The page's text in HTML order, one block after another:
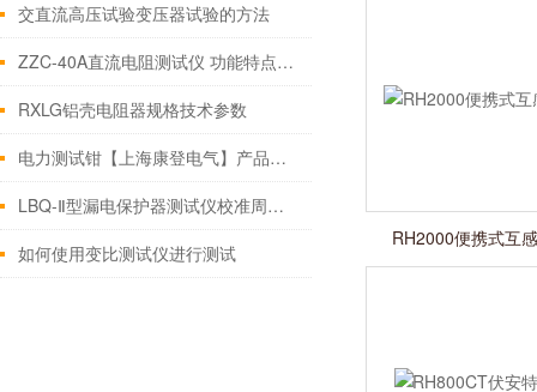
交直流高压试验变压器试验的方法
ZZC-40A直流电阻测试仪 功能特点注意事项
RXLG铝壳电阻器规格技术参数
电力测试钳【上海康登电气】产品构造
LBQ-Ⅱ型漏电保护器测试仪校准周期与维护要点
如何使用变比测试仪进行测试
RH2000便携式互